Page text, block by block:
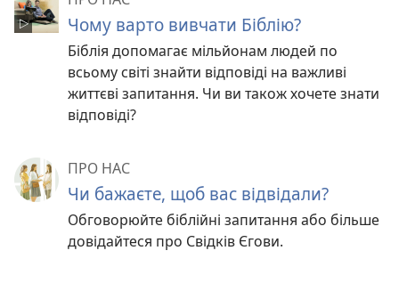
Чому варто вивчати Біблію?
Біблія допомагає мільйонам людей по
всьому світі знайти відповіді на важливі
життєві запитання. Чи ви також хочете знати
відповіді?
ПРО НАС
Чи бажаєте, щоб вас відвідали?
Обговорюйте біблійні запитання або більше
довідайтеся про Свідків Єгови.